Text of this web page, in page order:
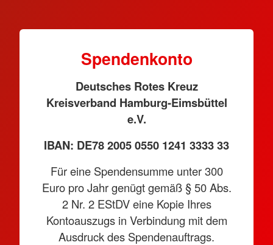
Spendenkonto
Deutsches Rotes Kreuz
Kreisverband Hamburg-Eimsbüttel
e.V.
IBAN: DE78 2005 0550 1241 3333 33
Für eine Spendensumme unter 300
Euro pro Jahr genügt gemäß § 50 Abs.
2 Nr. 2 EStDV eine Kopie Ihres
Kontoauszugs in Verbindung mit dem
Ausdruck des Spendenauftrags.